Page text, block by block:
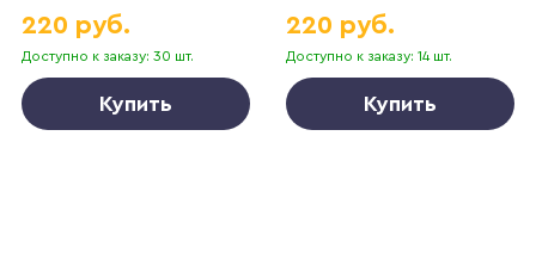
Доступно к заказу: 30 шт.
220 руб.
Купить
Доступно к заказу: 14 шт.
220 руб.
Купить